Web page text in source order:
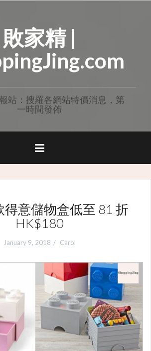
敗家精 |
站：搜羅各網站特價消息，第
一時間發佈
得意儲物盒低至 81 折
HK$180
January 9, 2018 Carol